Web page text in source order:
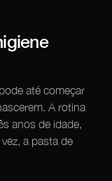
até começar
A rotina
anos de idade,
a pasta de